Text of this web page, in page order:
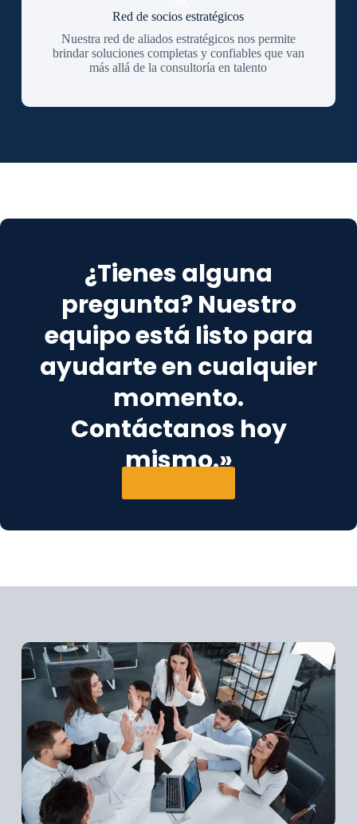
Red de socios estratégicos
Nuestra red de aliados estratégicos nos permite
brindar soluciones completas y confiables que van
más allá de la consultoría en talento
¿Tienes alguna
pregunta? Nuestro
equipo está listo para
ayudarte en cualquier
momento.
Contáctanos hoy
mismo.»